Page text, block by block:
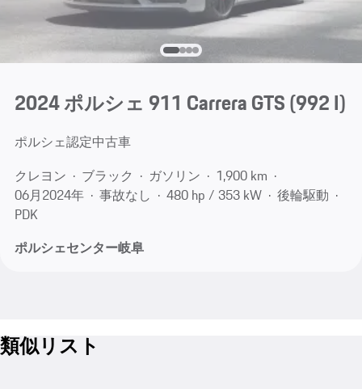
2024 ポルシェ 911 Carrera GTS(992 I)
ポルシェ認定中古車
クレヨン
ブラック ガソリン
1,900 km
06月​2024年
事故なし 480 hp / 353 kW
後輪駆動
PDK
ポルシェセンター岐阜
類似リスト